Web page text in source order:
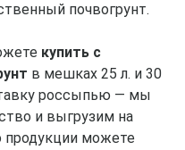
почвогрунт.
купить с
в мешках 25 л. и 30
россыпью — мы
и выгрузим на
продукции можете